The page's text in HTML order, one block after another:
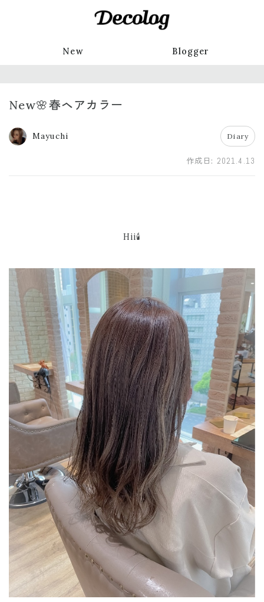
New Blogger
New🌸春ヘアカラー
Mayuchi Diary
作成日: 2021.4.13
Hii🕯